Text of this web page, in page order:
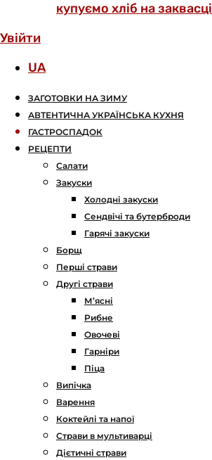
купуємо хліб на заквасці
Увійти
UA
ЗАГОТОВКИ НА ЗИМУ
АВТЕНТИЧНА УКРАЇНСЬКА КУХНЯ
ГАСТРОСПАДОК
РЕЦЕПТИ
Салати
Закуски
Холодні закуски
Сендвічі та бутерброди
Гарячі закуски
Борщ
Перші страви
Другі страви
М’ясні
Рибне
Овочеві
Гарніри
Піца
Випічка
Варення
Коктейлі та напої
Страви в мультиварці
Дієтичні страви